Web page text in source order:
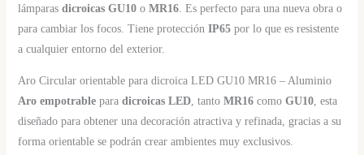
lámparas dicroicas GU10o MR16. Es perfecto para una nueva obra o
para cambiar los focos. Tiene protección IP65por lo que es resistente
a cualquier entorno del exterior.
Aro Circular orientable para dicroica LED GU10 MR16 – Aluminio
Aro empotrablepara dicroicas LED, tanto MR16como GU10, esta
diseñado para obtener una decoración atractiva y refinada, gracias a su
forma orientable se podrán crear ambientes muy exclusivos.